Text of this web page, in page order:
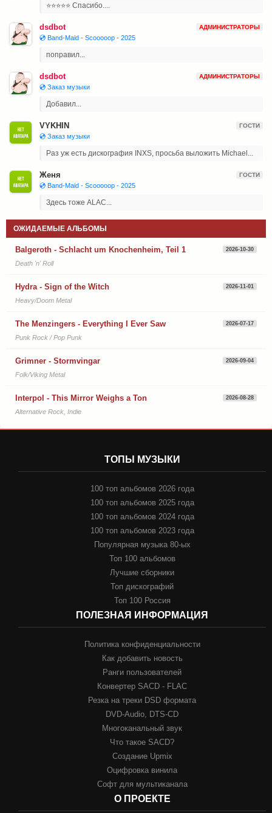
⭐⭐⭐⭐⭐ Спасибо....
dsdbot АДМИНИСТРАТОРЫ
💿 Band-Maid - Scooooop - 2025
поправил...
dsdbot АДМИНИСТРАТОРЫ
💿 Заказ музыки
Добавил...
VYKHIN ГОСТИ
💿 Заказ музыки
Раз уж есть дискография INXS, просьба выложить Michael...
Женя ГОСТИ
💿 Band-Maid - Scooooop - 2025
Здесь тоже ALAC...
ОЖИДАЕМЫЕ АЛЬБОМЫ
Balgeroth - Schlacht um Knochenheim, Teil 1 2026-10-30
Death 'n' Roll
Hydra - Sign of the Witch 2026-11-01
Heavy/Doom Metal
The Menzingers - Everything I Ever Saw 2026-07-17
Punk Rock / Pop Punk
Grimner - Stormvingar 2026-09-04
Folk/Viking Metal
Interpol - This Mirror Weighs a Ton 2026-08-28
Alternative Rock, Indie
ТОПЫ МУЗЫКИ
100 топ альбомов 2026 года
100 топ альбомов 2025 года
100 топ альбомов 2024 года
100 топ альбомов 2023 года
Популярная музыка 80-ых
Топ 100 альбомов
Лучшие сборники
Топ дискографий
Топ 100 Россия
ПОЛЕЗНАЯ ИНФОРМАЦИЯ
Политика конфиденциальности
Как добавить новость
Ранги пользователей
Конвертер SACD - FLAC
Резка на треки DSD формата
DVD-Audio, DTS-CD
Многоканальный звук
Что такое SACD?
Создание Upmix
Оцифровка винила
Софт для мультиканала
О ПРОЕКТЕ